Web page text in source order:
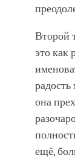
Второй
это как
она
ещё,